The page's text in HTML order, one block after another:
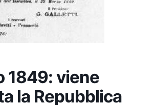
1849: viene
la Repubblica